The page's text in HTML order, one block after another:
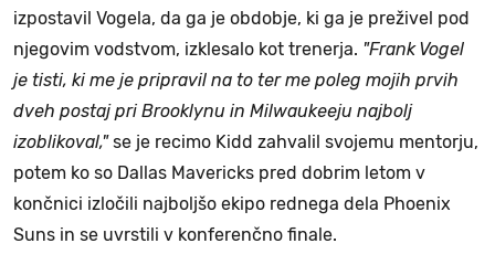
izpostavil Vogela, da ga je obdobje, ki ga je preživel pod
njegovim vodstvom, izklesalo kot trenerja. "Frank Vogel
je tisti, ki me je pripravil na to ter me poleg mojih prvih
dveh postaj pri Brooklynu in Milwaukeeju najbolj
izoblikoval,"se je recimo Kidd zahvalil svojemu mentorju,
potem ko so Dallas Mavericks pred dobrim letom v
končnici izločili najboljšo ekipo rednega dela Phoenix
Suns in se uvrstili v konferenčno finale.